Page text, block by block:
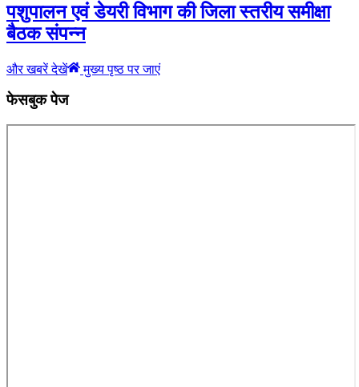
पशुपालन एवं डेयरी विभाग की जिला स्तरीय समीक्षा
बैठक संपन्न
और खबरें देखें मुख्य पृष्ठ पर जाएं
फेसबुक पेज